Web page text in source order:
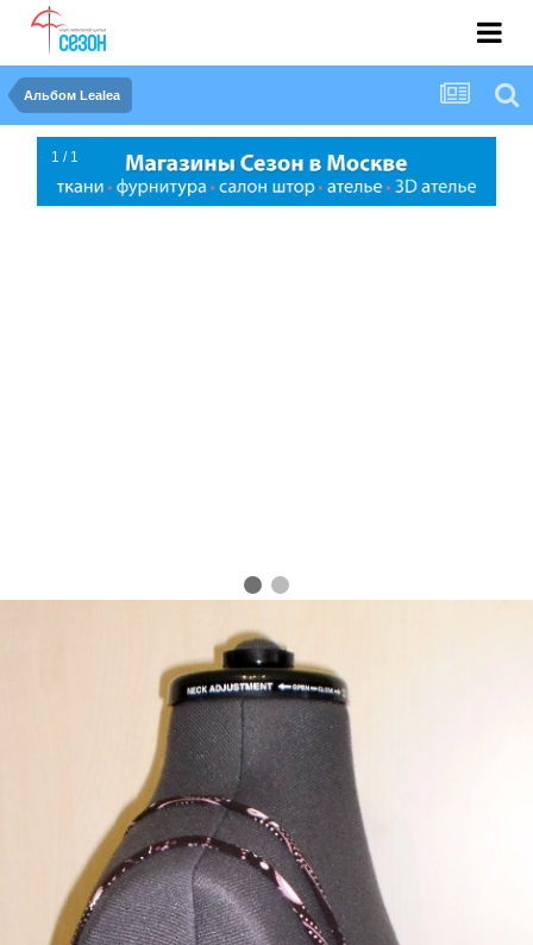
Альбом Lealea
1 / 1